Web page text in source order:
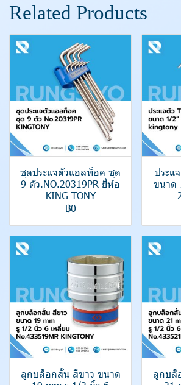
Related Products
ชุดประแจตัวแอลท็อค ชุด
9 ตัว.NO.20319PR ยี่ห้อ
KING TONY
฿0
ประแ
ขนาด
ลูกบล็อกสั้น สีขาว ขนาด
ลูกบล็